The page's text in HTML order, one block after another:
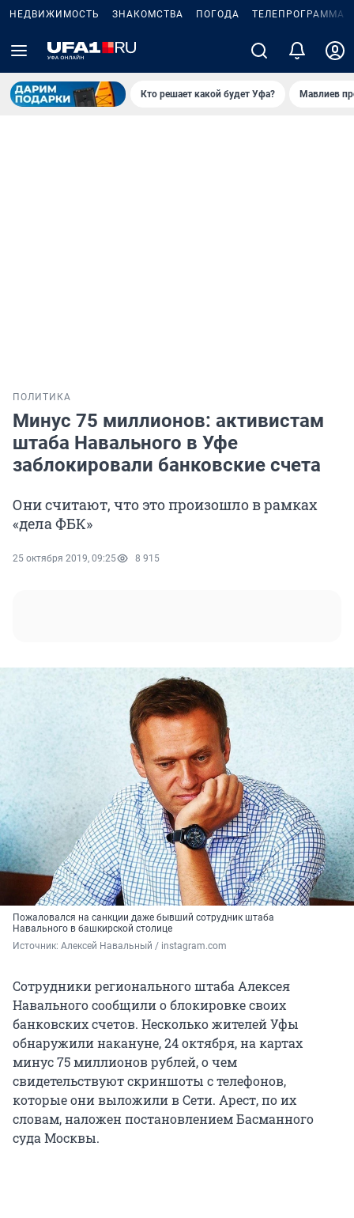
НЕДВИЖИМОСТЬ ЗНАКОМСТВА ПОГОДА ТЕЛЕПРОГРАММА
Кто решает какой будет Уфа? Мавлиев
ПОЛИТИКА
Минус 75 миллионов: активистам
штаба Навального в Уфе
заблокировали банковские счета
Они считают, что это произошло в рамках
«дела ФБК»
25 октября 2019, 09:25 8 915
Пожаловался на санкции даже бывший сотрудник штаба
Навального в башкирской столице
Источник: Алексей Навальный / instagram.com
Сотрудники регионального штаба Алексея
Навального сообщили о блокировке своих
банковских счетов. Несколько жителей Уфы
обнаружили накануне, 24 октября, на картах
минус 75 миллионов рублей, о чем
свидетельствуют скриншоты с телефонов,
которые они выложили в Сети. Арест, по их
словам, наложен постановлением Басманного
суда Москвы.